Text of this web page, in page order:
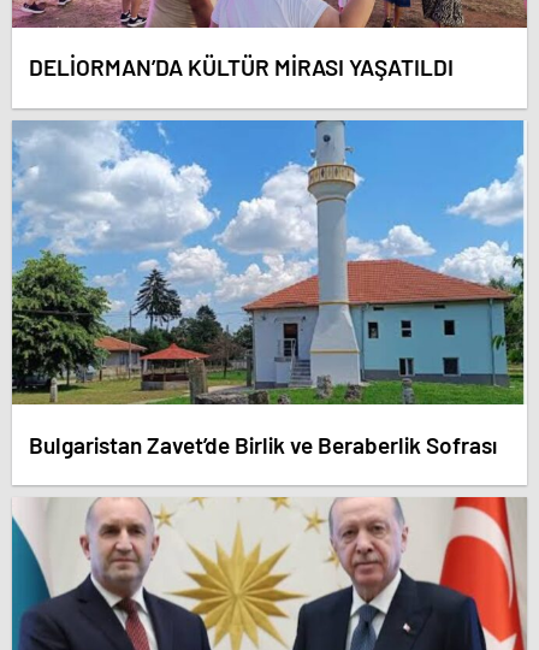
DELİORMAN’DA KÜLTÜR MİRASI YAŞATILDI
Bulgaristan Zavet’de Birlik ve Beraberlik Sofrası